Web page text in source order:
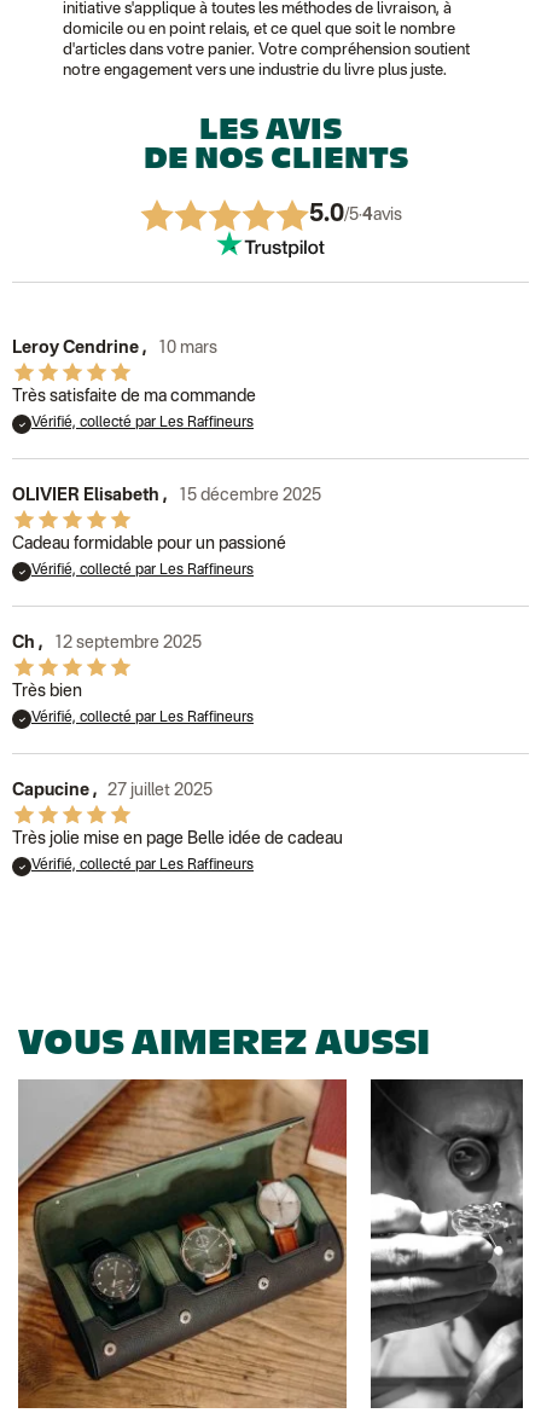
Chronopost International
Chronopost - Livraison express à domicile : Colis livré en 1 à 3
Colissimo suivi (expédition Toi-même)
Lettre suivie (expédition Atelier Aismée)
Chronopost International
Chronopost - Livraison express à domicile: Colis livré en 1 à 3
DPD colis suivi (expédition Bounce)
initiative s'applique à toutes les méthodes de livraison, à
domicile ou en point relais, et ce quel que soit le nombre
d'articles dans votre panier. Votre compréhension soutient
notre engagement vers une industrie du livre plus juste.
LES AVIS
DE NOS CLIENTS
5.0/5·4avis
Leroy Cendrine , 10 mars
Très satisfaite de ma commande
Vérifié, collecté par Les Raffineurs
OLIVIER Elisabeth , 15 décembre 2025
Cadeau formidable pour un passioné
Vérifié, collecté par Les Raffineurs
Ch , 12 septembre 2025
Très bien
Vérifié, collecté par Les Raffineurs
Capucine , 27 juillet 2025
Très jolie mise en page Belle idée de cadeau
Vérifié, collecté par Les Raffineurs
VOUS AIMEREZ AUSSI